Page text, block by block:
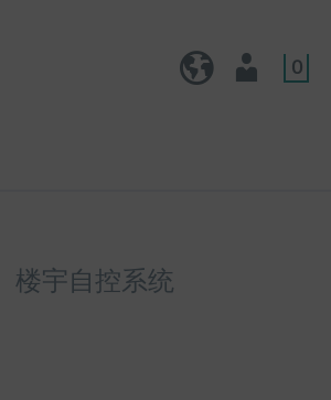
0
楼宇自控系统